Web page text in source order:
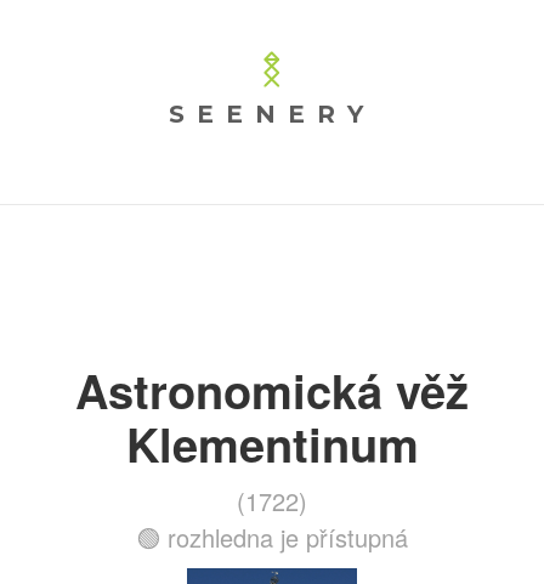
SEENERY
Astronomická věž
Klementinum
(1722)
🟢 rozhledna je přístupná